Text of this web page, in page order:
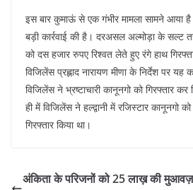
इस बार कुमाऊं से एक गंभीर मामला सामने आया
बड़ी कार्रवाई की है। दरअसल अल्मोड़ा के सल्ट
को दस हजार रुपए रिश्वत लेते हुए रंगे हाथ
विजिलेंस प्रह्लाद नारायण मीणा के निर्देश पर यह
विजिलेंस ने भ्रष्टाचारी कानूनगो को गिरफ्तार
ही में विजिलेंस ने हल्द्वानी में रजिस्टार कानूनगो
गिरफ्तार किया था।
अंकिता के परिजनों को 25 लाख़ की